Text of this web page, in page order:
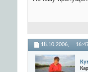
18.10.2006,